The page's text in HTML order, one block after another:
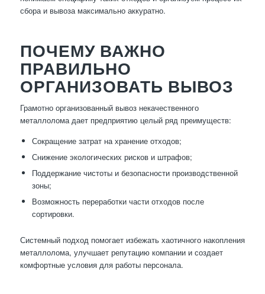
сбора и вывоза максимально аккуратно.
ПОЧЕМУ ВАЖНО
ПРАВИЛЬНО
ОРГАНИЗОВАТЬ ВЫВОЗ
Грамотно организованный вывоз некачественного
металлолома дает предприятию целый ряд преимуществ:
Сокращение затрат на хранение отходов;
Снижение экологических рисков и штрафов;
Поддержание чистоты и безопасности производственной
зоны;
Возможность переработки части отходов после
сортировки.
Системный подход помогает избежать хаотичного накопления
металлолома, улучшает репутацию компании и создает
комфортные условия для работы персонала.